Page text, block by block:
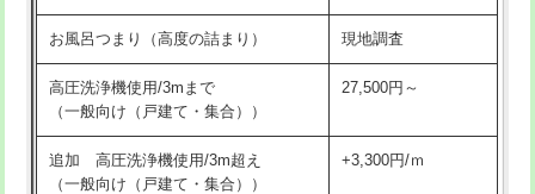
交換・取付(混合水栓（壁付・デッキ
式・ワンホール）)
16,500円+材料費
交換・取付(排水栓・排水トラップ
（P/S/ポップアップ））
22,000円+材料費
交換・取付（その他部品） 11,000円+材料費
お風呂つまり（高度の詰まり） 現地調査
高圧洗浄機使用/3mまで
（一般向け（戸建て・集合））
27,500円～
追加 高圧洗浄機使用/3m超え
（一般向け（戸建て・集合））
+3,300円/ｍ